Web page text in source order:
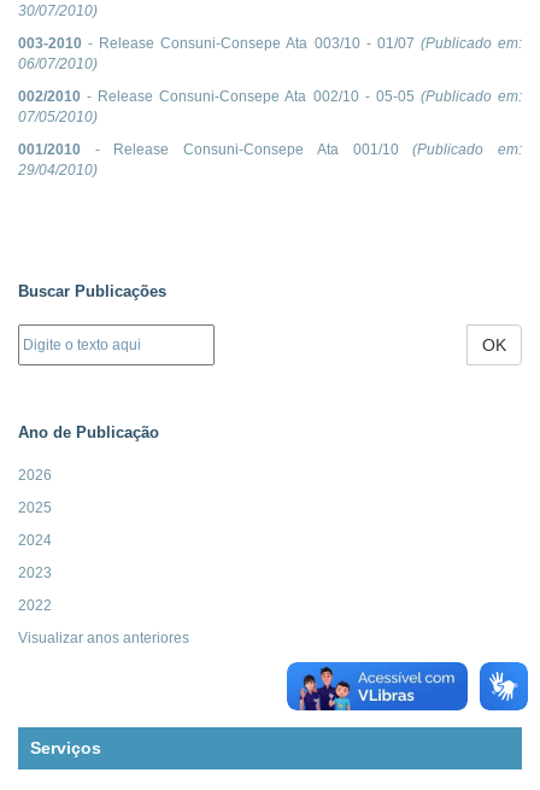
30/07/2010)
003-2010 - Release Consuni-Consepe Ata 003/10 - 01/07 (Publicado em:
06/07/2010)
002/2010 - Release Consuni-Consepe Ata 002/10 - 05-05 (Publicado em:
07/05/2010)
001/2010 - Release Consuni-Consepe Ata 001/10(Publicado em:
29/04/2010)
Buscar Publicações
OK
Ano de Publicação
2026
2025
2024
2023
2022
Visualizar anos anteriores
Serviços